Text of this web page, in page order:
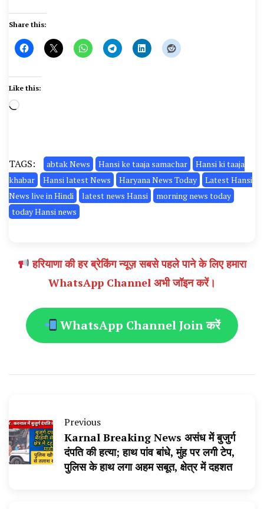
Share this:
Like this:
Loading…
TAGS: abtak News Hansi ke taaja samachar
Hansi ki taaja
khabar
Hansi latest News Haryana News Today
Latest Hansi
News live in Hindi
latest news Hansi
morning news today
today Hansi news
हरियाणा की हर ब्रेकिंग न्यूज़ सबसे पहले पाने के लिए हमारा
WhatsApp Channel अभी जॉइन करें।
WhatsApp Channel Join करें
Previous
Karnal Breaking News असंध में बुजुर्ग
दंपति की हत्या; हाथ पांव बांधे, मुंह पर लगी टेप,
पुलिस के हाथ लगा अहम सबूत, क्षेत्र में दहशत